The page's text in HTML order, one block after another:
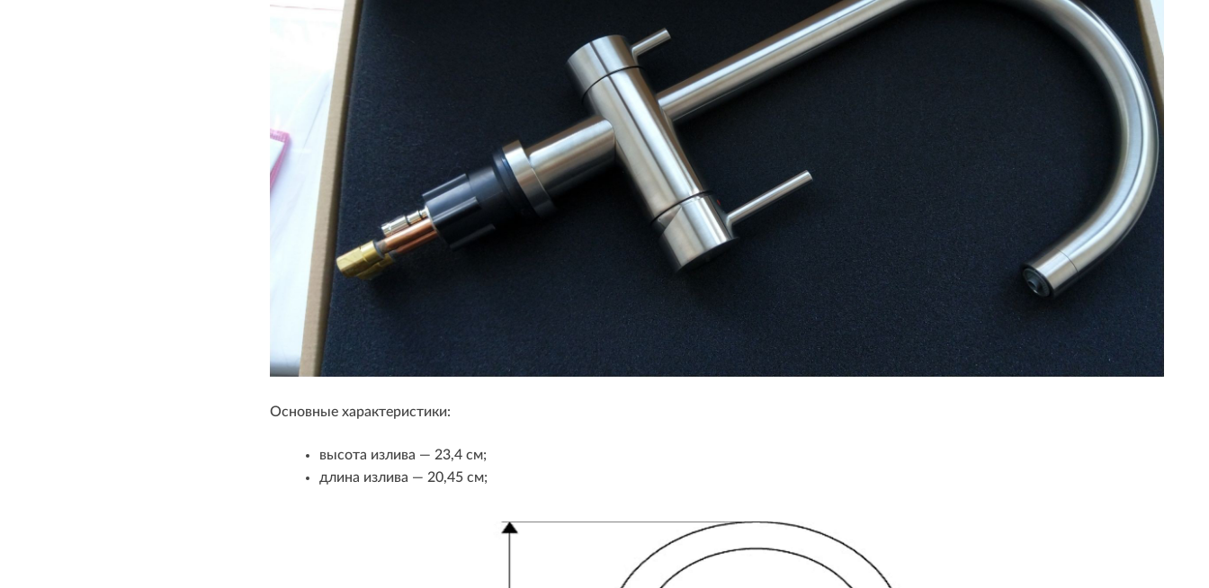
Основные характеристики:
высота излива — 23,4 см;
длина излива — 20,45 см;